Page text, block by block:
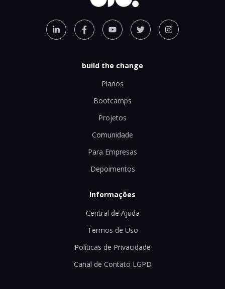
build the change
Planos
Bootcamps
Projetos
Comunidade
Para Empresas
Depoimentos
Informações
Central de Ajuda
Termos de Uso
Políticas de Privacidade
Canal de Contato LGPD